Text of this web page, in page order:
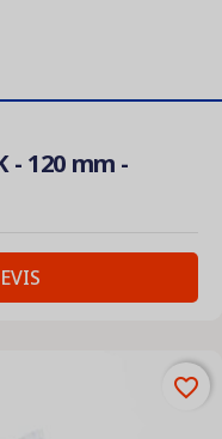
- 120 mm -
favorite_border